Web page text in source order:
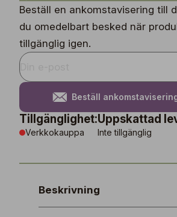
Beställ en ankomstavisering till
du omedelbart besked när
tillgänglig igen.
Beställ
Tillgänglighet:
Verkkokauppa
Uppskattad
Inte tillgänglig
Beskrivning